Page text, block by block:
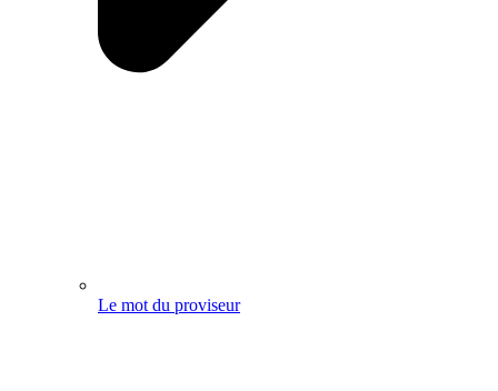
Le mot du proviseur